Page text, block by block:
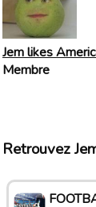
Jem likes
Membre
Retrouvez